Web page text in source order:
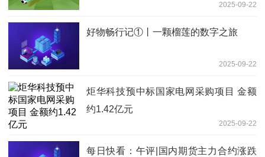
2025-09-22
好物畅行记①丨一颗榴莲的数字之旅
2025-09-22
炬华科技预中标国家电网采购项目 金额
约1.42亿元
2025-09-22
每日快看：午评|国内期货主力合约涨跌